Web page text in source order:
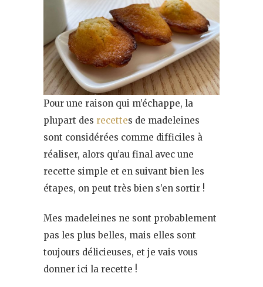
Pour une raison qui m’échappe, la
plupart des recettes de madeleines
sont considérées comme difficiles à
réaliser, alors qu’au final avec une
recette simple et en suivant bien les
étapes, on peut très bien s’en sortir !
Mes madeleines ne sont probablement
pas les plus belles, mais elles sont
toujours délicieuses, et je vais vous
donner ici la recette !